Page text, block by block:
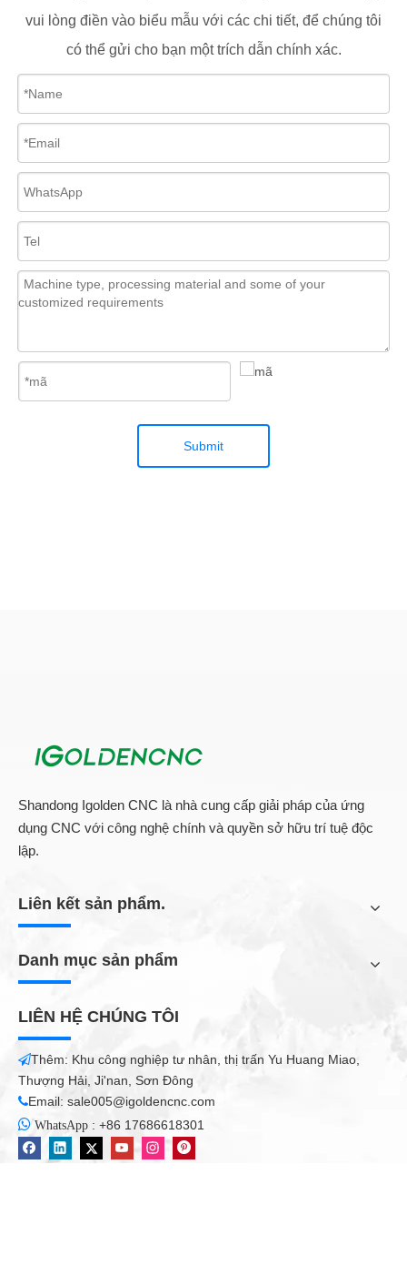
vui lòng điền vào biểu mẫu với các chi tiết, để chúng tôi
có thể gửi cho bạn một trích dẫn chính xác.
Submit
Shandong Igolden CNC là nhà cung cấp giải pháp của ứng
dụng CNC với công nghệ chính và quyền sở hữu trí tuệ độc
lập.
Liên kết sản phẩm.
Danh mục sản phẩm
LIÊN HỆ CHÚNG TÔI
Thêm: Khu công nghiệp tư nhân, thị trấn Yu Huang Miao,
Thượng Hải, Ji'nan, Sơn Đông
Email: sale005@igoldencnc.com
 WhatsApp : +86 17686618301